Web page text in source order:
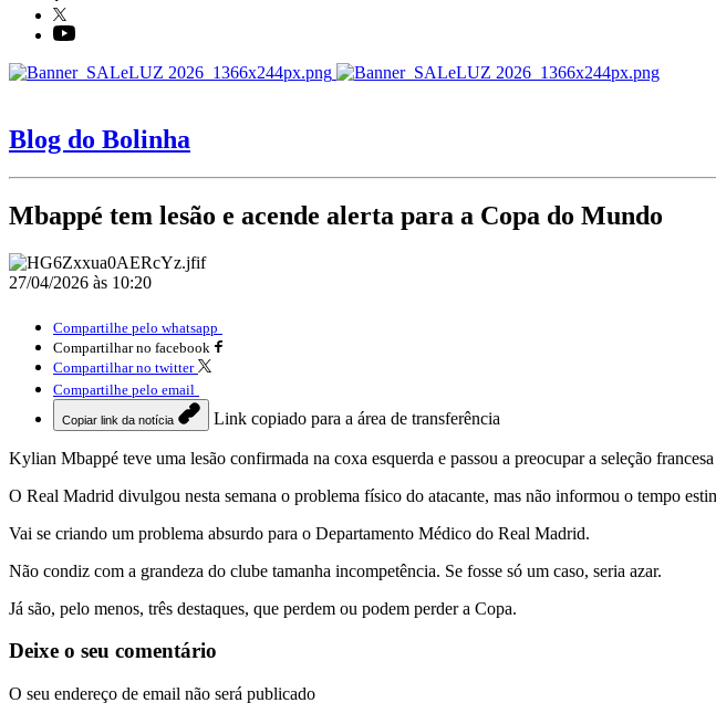
Blog do Bolinha
Mbappé tem lesão e acende alerta para a Copa do Mundo
27/04/2026 às 10:20
Compartilhe pelo whatsapp
Compartilhar no facebook
Compartilhar no twitter
Compartilhe pelo email
Copiar link da notícia Link copiado para a área de transferência
Kylian Mbappé teve uma lesão confirmada na coxa esquerda e passou a preocupar a seleção
O Real Madrid divulgou nesta semana o problema físico do atacante, mas não informou o tempo
Vai se criando um problema absurdo para o Departamento Médico do Real Madrid.
Não condiz com a grandeza do clube tamanha incompetência. Se fosse só um caso, seria azar.
Já são, pelo menos, três destaques, que perdem ou podem perder a Copa.
Deixe o seu comentário
O seu endereço de email não será publicado